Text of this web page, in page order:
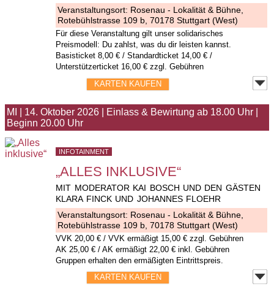
Veranstaltungsort: Rosenau - Lokalität & Bühne,
Rotebühlstrasse 109 b, 70178 Stuttgart (West)
Für diese Veranstaltung gilt unser solidarisches
Preismodell: Du zahlst, was du dir leisten kannst.
Basisticket 8,00 € / Standardticket 14,00 € /
Unterstützerticket 16,00 € zzgl. Gebühren
KARTEN KAUFEN
MI 14. Oktober 2026 Einlass & Bewirtung ab 18.00 Uhr
Beginn 20.00 Uhr
INFOTAINMENT
„ALLES INKLUSIVE“
MIT MODERATOR KAI BOSCH UND DEN GÄSTEN
KLARA FINCK UND JOHANNES FLOEHR
Veranstaltungsort: Rosenau - Lokalität & Bühne
Rotebühlstrasse 109 b, 70178 Stuttgart (West)
VVK 20,00 € / VVK ermäßigt 15,00 € zzgl. Gebühren
AK 25,00 € / AK ermäßigt 22,00 € inkl. Gebühren
Gruppen erhalten den ermäßigten Eintrittspreis.
KARTEN KAUFEN